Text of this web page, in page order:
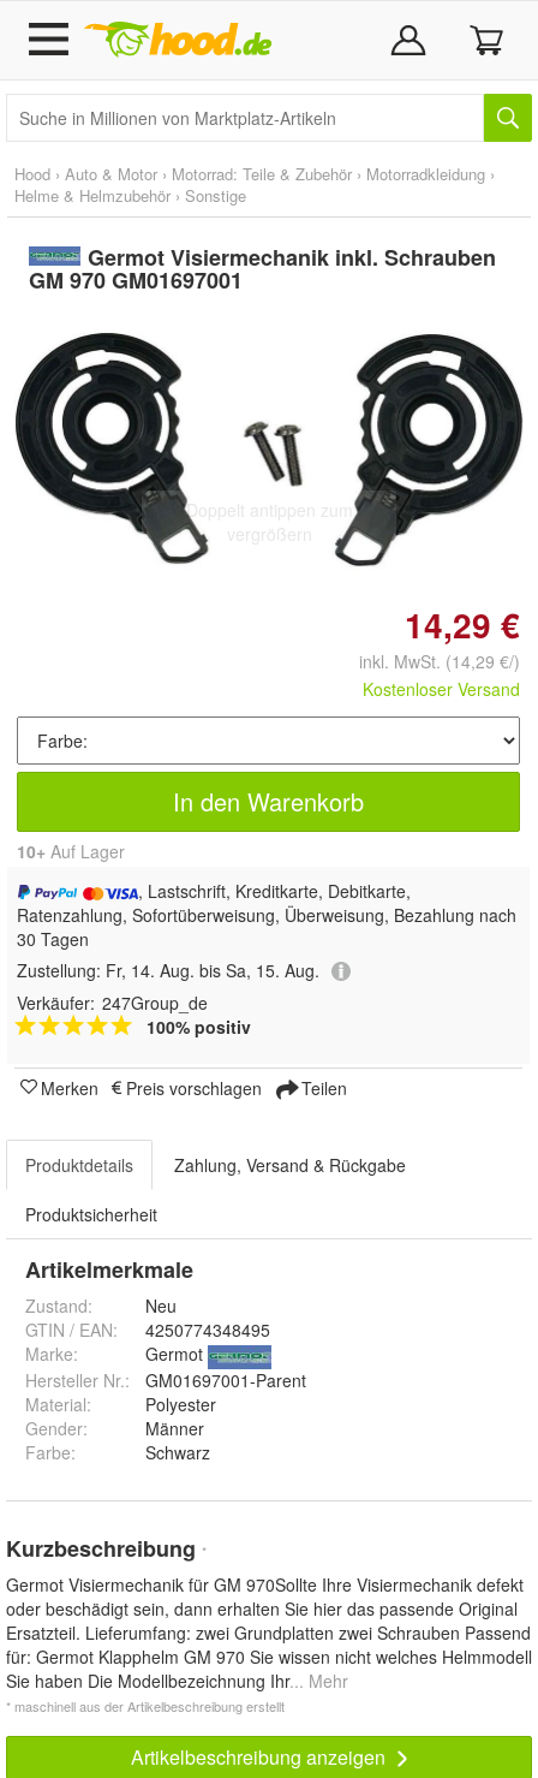
Hood › Auto & Motor › Motorrad: Teile & Zubehör › Motorradkleidung ›
Helme & Helmzubehör › Sonstige
Germot Visiermechanik inkl. Schrauben
GM 970 GM01697001
Doppelt antippen zum
vergrößern
14,29 €
inkl. MwSt. (14,29 €/)
Kostenloser Versand
In den Warenkorb
10+ Auf Lager
, Lastschrift, Kreditkarte, Debitkarte,
Ratenzahlung, Sofortüberweisung, Überweisung, Bezahlung nach
30 Tagen
Zustellung: Fr, 14. Aug. bis Sa, 15. Aug.
Verkäufer: 247Group_de
100% positiv
Merken Preis vorschlagen Teilen
Produktdetails Zahlung, Versand & Rückgabe
Produktsicherheit
Artikelmerkmale
Zustand:
Neu
GTIN / EAN:
4250774348495
Marke:
Germot
Hersteller Nr.:
GM01697001-Parent
Material:
Polyester
Gender:
Männer
Farbe: Schwarz
Kurzbeschreibung *
Germot Visiermechanik für GM 970Sollte Ihre Visiermechanik defekt
oder beschädigt sein, dann erhalten Sie hier das passende Original
Ersatzteil. Lieferumfang: zwei Grundplatten zwei Schrauben Passend
für: Germot Klapphelm GM 970 Sie wissen nicht welches Helmmodell
Sie haben Die Modellbezeichnung Ihr... Mehr
* maschinell aus der Artikelbeschreibung erstellt
Artikelbeschreibung anzeigen